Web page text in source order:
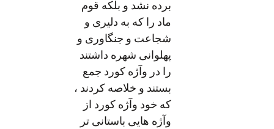
برده نشد و بلکه قوم
ماد را که به دلیری و
شجاعت و جنگاوری و
پهلوانی شهره داشتند
را در وآژه کورد جمع
بستند و خلاصه کردند ،
که خود وآژه کورد از
وآژه هایی باستانی تر